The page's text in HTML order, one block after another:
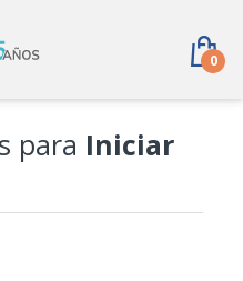
0
para Iniciar